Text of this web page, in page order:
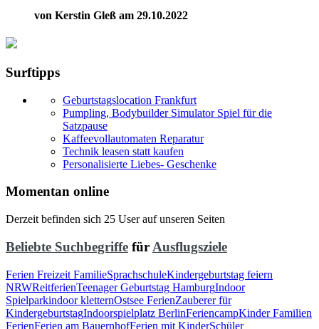
von Kerstin Gleß am 29.10.2022
Surftipps
Geburtstagslocation Frankfurt
Pumpling, Bodybuilder Simulator Spiel für die
Satzpause
Kaffeevollautomaten Reparatur
Technik leasen statt kaufen
Personalisierte Liebes- Geschenke
Momentan online
Derzeit befinden sich 25 User auf unseren Seiten
Beliebte Suchbegriffe für Ausflugsziele
Ferien Freizeit FamilieSprachschuleKindergeburtstag feiern
NRWReitferienTeenager Geburtstag HamburgIndoor
Spielparkindoor kletternOstsee FerienZauberer für
KindergeburtstagIndoorspielplatz BerlinFeriencampKinder Familien
FerienFerien am BauernhofFerien mit KinderSchüler